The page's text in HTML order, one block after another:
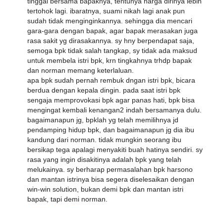
tertohok lagi. ibaratnya, suami nikah lagi anak pun
sudah tidak menginginkannya. sehingga dia mencari
gara-gara dengan bapak, agar bapak merasakan juga
rasa sakit yg dirasakannya. sy hny berpendapat saja,
semoga bpk tidak salah tangkap, sy tidak ada maksud
untuk membela istri bpk, krn tingkahnya trhdp bapak
dan norman memang keterlaluan.
apa bpk sudah pernah rembuk dngan istri bpk, bicara
berdua dengan kepala dingin. pada saat istri bpk
sengaja memprovokasi bpk agar panas hati, bpk bisa
mengingat kembali kenangan2 indah bersamanya dulu.
bagaimanapun jg, bpklah yg telah memilihnya jd
pendamping hidup bpk, dan bagaimanapun jg dia ibu
kandung dari norman. tidak mungkin seorang ibu
bersikap tega apalagi menyakiti buah hatinya sendiri. sy
rasa yang ingin disakitinya adalah bpk yang telah
melukainya. sy berharap permasalahan bpk harsono
dan mantan istrinya bisa segera diselesaikan dengan
win-win solution, bukan demi bpk dan mantan istri
bapak, tapi demi norman.